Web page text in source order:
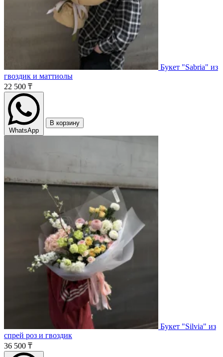
Букет "Sabria" из
гвоздик и маттиолы
22 500 ₸
WhatsApp
В корзину
Букет "Silvia" из
спрей роз и гвоздик
36 500 ₸